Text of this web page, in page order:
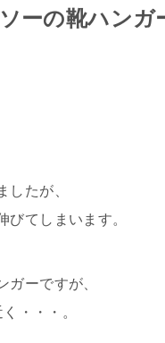
ーの靴ハン
したが、
びてしまいます。
ガーですが、
・・・。